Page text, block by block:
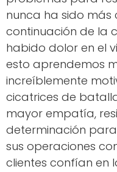
nunca ha sido más
continuación de la
habido dolor en el
esto aprendemos
increíblemente
cicatrices de
mayor empatía,
determinación
sus operaciones
clientes confían en